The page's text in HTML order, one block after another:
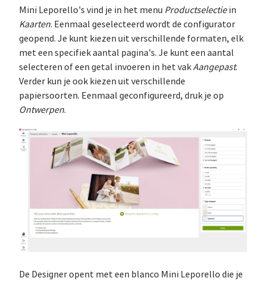
Mini Leporello's vind je in het menu Productselectiein
Kaarten. Eenmaal geselecteerd wordt de configurator
geopend. Je kunt kiezen uit verschillende formaten, elk
met een specifiek aantal pagina's. Je kunt een aantal
selecteren of een getal invoeren in het vakAangepast.
Verder kun je ook kiezen uit verschillende
papiersoorten. Eenmaal geconfigureerd, druk je op
Ontwerpen.
De Designer opent met een blanco Mini Leporello die je